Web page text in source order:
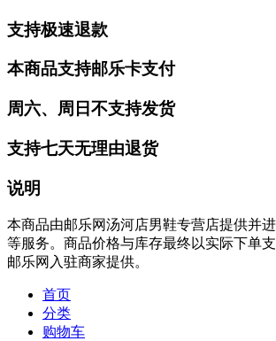
支持极速退款
本商品支持邮乐卡支付
周六、周日不支持发货
支持七天无理由退货
说明
本商品由邮乐网汤河店男鞋专营店提供并
等服务。商品价格与库存最终以实际下单
邮乐网入驻商家提供。
首页
分类
购物车